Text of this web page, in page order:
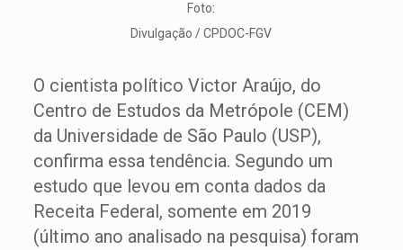
Foto:
Divulgação / CPDOC-FGV
O cientista político Victor Araújo, do
Centro de Estudos da Metrópole (CEM)
da Universidade de São Paulo (USP),
confirma essa tendência. Segundo um
estudo que levou em conta dados da
Receita Federal, somente em 2019
(último ano analisado na pesquisa) foram